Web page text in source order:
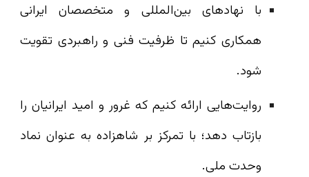
با نهادهای بین‌المللی و متخصصان ایرانی
همکاری کنیم تا ظرفیت فنی و راهبردی تقویت
شود.
روایت‌هایی ارائه کنیم که غرور و امید ایرانیان را
بازتاب دهد؛ با تمرکز بر شاهزاده به عنوان نماد
وحدت ملی.